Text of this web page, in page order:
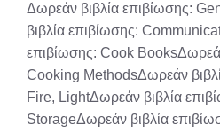
(Twitter)
Δωρεάν βιβλία επιβίωσης:
βιβλία επιβίωσης:
επιβίωσης: Cook
Cooking MethodsΔωρεάν
Fire, LightΔωρεάν βιβλία
StorageΔωρεάν βιβλία